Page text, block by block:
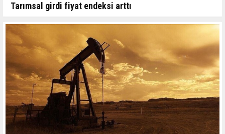
Tarımsal girdi fiyat endeksi arttı